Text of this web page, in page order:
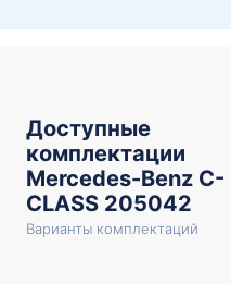
Доступные
комплектации
Mercedes-Benz C-
CLASS 205042
Варианты комплектаций